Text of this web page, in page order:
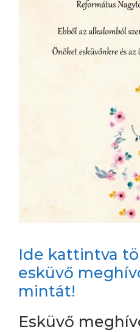
Ide kattintva
esküvő
mintát!
Esküvő